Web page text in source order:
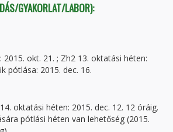
GYAKORLAT/LABOR):
okt. 21. ; Zh2 13. oktatási héten:
pótlása: 2015. dec. 16.
oktatási héten: 2015. dec. 12. 12 óráig.
pótlási héten van lehetőség (2015.